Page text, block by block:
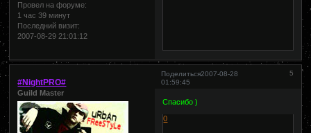
Провел на форуме:
1 час 39 минут
Последний визит:
2007-08-29 21:01:12
Поделиться 5
2007-08-28
01:59:45
#NightPRO#
Guild Master
Спасибо )
0